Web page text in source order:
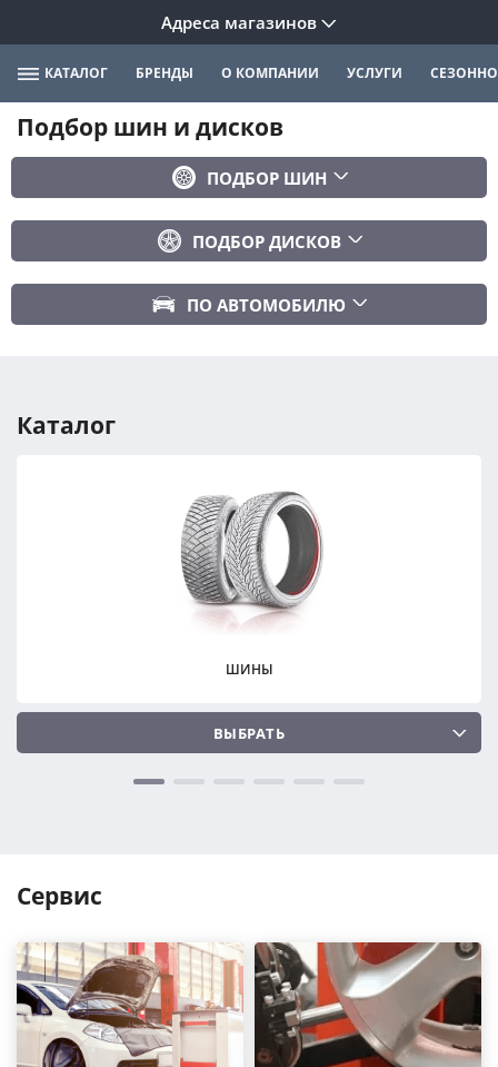
Адреса магазинов
КАТАЛОГ БРЕНДЫ О КОМПАНИИ УСЛУГИ
Подбор шин и дисков
ПОДБОР ШИН
Сбросить
ПОДБОР ДИСКОВ
ПОДОБРАТЬ
Сбросить
ПО АВТОМОБИЛЮ
Год авто
ПОДОБРАТЬ
Сбросить
Каталог
ШИНЫ
ВЫБРАТЬ
Сервис